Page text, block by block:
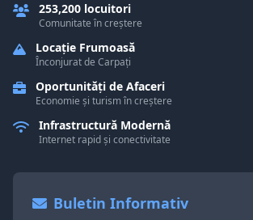
253,200 locuitori
Comunitate în creștere
Locație Frumoasă
Înconjurat de Carpați
Oportunități de Afaceri
Economie și turism în creștere
Infrastructură Modernă
Internet rapid și conectivitate
Buletin Informativ